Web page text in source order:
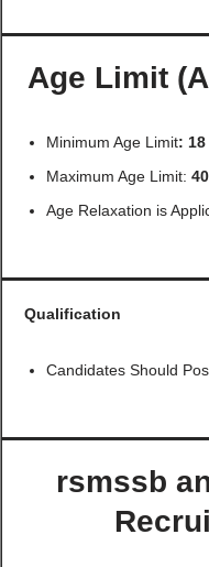
Age Limit
Minimum Age Limit: 18
Maximum Age Limit:
Age Relaxation is
Qualification
Candidates Should
rsmssb